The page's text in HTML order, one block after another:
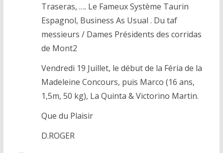
Traseras, …. Le Fameux Système Taurin
Espagnol, Business As Usual . Du taf
messieurs / Dames Présidents des corridas
de Mont2
Vendredi 19 Juillet, le début de la Féria de la
Madeleine Concours, puis Marco (16 ans,
1,5m, 50 kg), La Quinta & Victorino Martin.
Que du Plaisir
D.ROGER